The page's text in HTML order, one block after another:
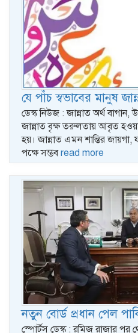
যে পাঁচ স্বভাবের মানুষ
ডেস্ক নিউজ : জান্নাত অর্থ বাগান,
জান্নাত বৃক্ষ তরুলতায় আবৃত
হয়। জান্নাত এমন শান্তির
পক্ষে সম্ভবread more
নতুন বোর্ড প্রধান পেল
স্পোর্টস ডেস্ক : রমিজ রাজার পর